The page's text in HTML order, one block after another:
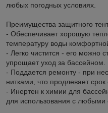
любых погодных условиях.
Преимущества защитного
- Обеспечивает хорошую
температуру воды
- Легко чистится - его можно
упрощает уход за бассейном.
- Поддается ремонту - при
нитками, что продлевает срок
- Инертен к химии для
для использования с любыми